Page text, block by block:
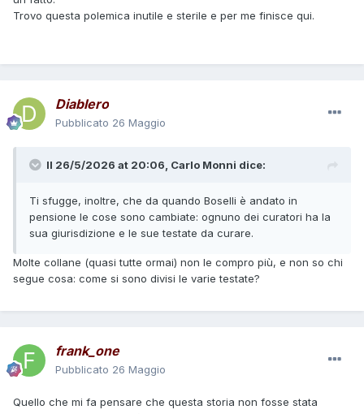
Trovo questa polemica inutile e sterile e per me finisce qui.
Diablero
Pubblicato 26 Maggio
Il 26/5/2026 at 20:06, Carlo Monni dice:
Ti sfugge, inoltre, che da quando Boselli è andato in
pensione le cose sono cambiate: ognuno dei curatori ha la
sua giurisdizione e le sue testate da curare.
Molte collane (quasi tutte ormai) non le compro più, e non so chi
segue cosa: come si sono divisi le varie testate?
frank_one
Pubblicato 26 Maggio
Quello che mi fa pensare che questa storia non fosse stata